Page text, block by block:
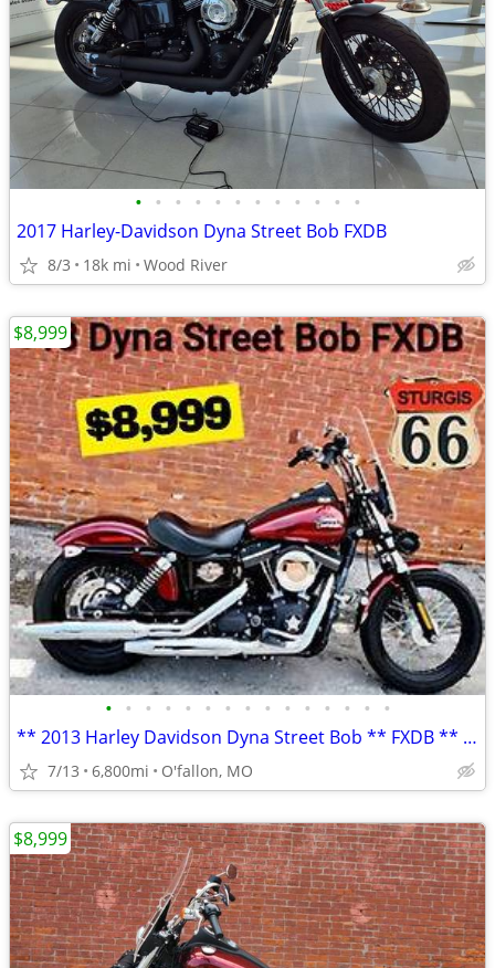
• • • • • • • • • • • •
2017 Harley-Davidson Dyna Street Bob FXDB
8/3 18k mi Wood River
• • • • • • • • • • • • • • •
** 2013 Harley Davidson Dyna Street Bob ** FXDB ** only 6,800 mi **
7/13 6,800mi O'fallon, MO
$8,999
$8,999